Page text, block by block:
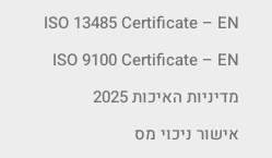
ISO 13485 Certificate – EN
ISO 9100 Certificate – EN
מדיניות האיכות 2025
אישור ניכוי מס